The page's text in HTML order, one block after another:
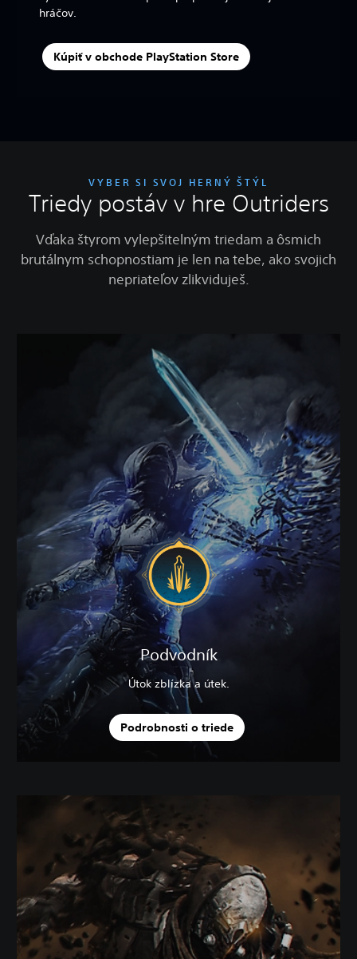
hráčov.
Kúpiť v obchode PlayStation Store
VYBER SI SVOJ HERNÝ ŠTÝL
Triedy postáv v hre Outriders
Vďaka štyrom vylepšitelným triedam a ôsmich
brutálnym schopnostiam je len na tebe, ako svojich
nepriateľov zlikviduješ.
Podvodník
Útok zblízka a útek.
Podrobnosti o triede